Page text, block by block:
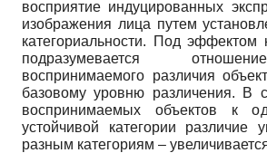
восприятие индуцированных
изображения лица путем
категориальности. Под эффектом
подразумевается
воспринимаемого различия
базовому уровню различения. В
воспринимаемых объектов к
устойчивой категории различие
разным категориям –